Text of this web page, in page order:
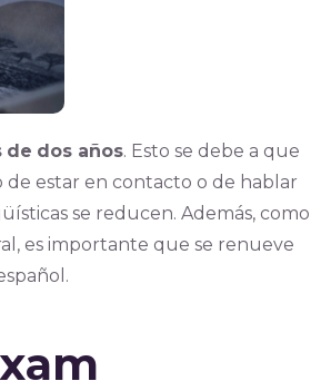
de dos años. Esto se debe a que
de estar en contacto o de hablar
se reducen. Además, como
es importante que se renueve